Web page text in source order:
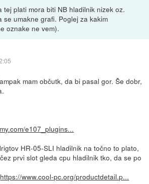
tej plati mora biti NB hladilnik nizek oz.
se umakne grafi. Poglej za kakim
oznake ne vem).
mam občutk, da bi pasal gor. Še dobr,
e107_plugins...
HR-05-SLI hladilnik na točno to plato,
prvi slot gleda cpu hladilnik tko, da se po
https://www.cool-pc.org/productdetail.p...